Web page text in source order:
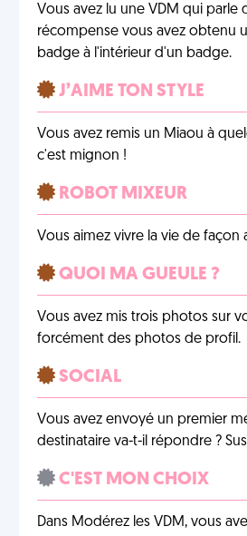
Vous avez lu une VDM qui parle
récompense vous avez obtenu
badge à l'intérieur d'un badge.
J’AIME TON STYLE
Vous avez remis un Miaou à
c'est mignon !
ROBOT MIXEUR
Vous aimez vivre la vie de façon
QUOI MA GUEULE ?
Vous avez mis trois photos sur
forcément des photos de profil.
SOCIAL
Vous avez envoyé un premier
destinataire va-t-il répondre ?
C'EST MON CHOIX
Dans Modérez les VDM, vous